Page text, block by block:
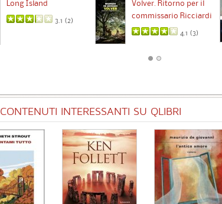
Long Island
3.1 (2)
Volver. Ritorno per il
commissario Ricciardi
4.1 (3)
CONTENUTI INTERESSANTI SU QLIBRI